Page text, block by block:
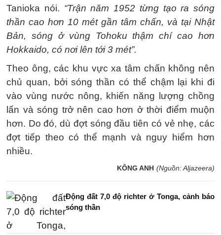
Tanioka nói. “Trận năm 1952 từng tạo ra sóng
thần cao hơn 10 mét gần tâm chấn, và tại Nhật
Bản, sóng ở vùng Tohoku thậm chí cao hơn
Hokkaido, có nơi lên tới 3 mét”.
Theo ông, các khu vực xa tâm chấn không nên
chủ quan, bởi sóng thần có thể chậm lại khi đi
vào vùng nước nông, khiến năng lượng chồng
lấn và sóng trở nên cao hơn ở thời điểm muộn
hơn. Do đó, dù đợt sóng đầu tiên có vẻ nhẹ, các
đợt tiếp theo có thể mạnh và nguy hiểm hơn
nhiều.
KÔNG ANH (Nguồn: Aljazeera)
Động đất 7,0 độ richter ở Tonga, cảnh báo
sóng thần